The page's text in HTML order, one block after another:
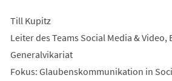
Till Kupitz
Leiter des Teams Social Media & Video,
Generalvikariat
Fokus: Glaubenskommunikation in